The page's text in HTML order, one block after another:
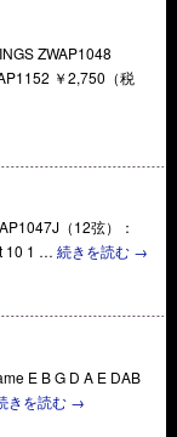
ZWAP1048
￥2,750（税
（12弦）：
10 1 …続きを読む →
E B G D A E DAB
きを読む →